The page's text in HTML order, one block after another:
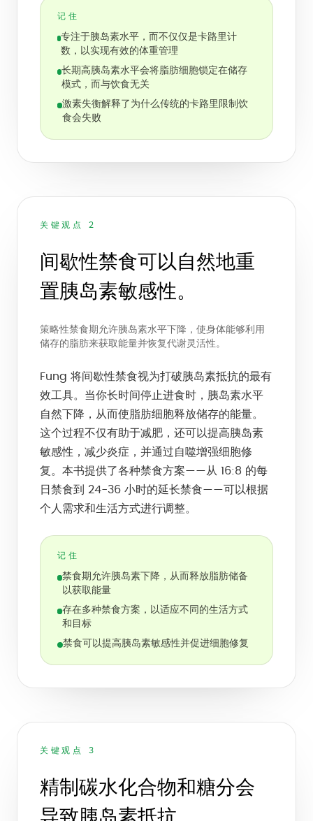
记住
专注于胰岛素水平，而不仅仅是卡路里计
数，以实现有效的体重管理
长期高胰岛素水平会将脂肪细胞锁定在储存
模式，而与饮食无关
激素失衡解释了为什么传统的卡路里限制饮
食会失败
关键观点 2
间歇性禁食可以自然地重
置胰岛素敏感性。
策略性禁食期允许胰岛素水平下降，使身体能够利用
储存的脂肪来获取能量并恢复代谢灵活性。
Fung 将间歇性禁食视为打破胰岛素抵抗的最有
效工具。当你长时间停止进食时，胰岛素水平
自然下降，从而使脂肪细胞释放储存的能量。
这个过程不仅有助于减肥，还可以提高胰岛素
敏感性，减少炎症，并通过自噬增强细胞修
复。本书提供了各种禁食方案——从 16:8 的每
日禁食到 24-36 小时的延长禁食——可以根据
个人需求和生活方式进行调整。
记住
禁食期允许胰岛素下降，从而释放脂肪储备
以获取能量
存在多种禁食方案，以适应不同的生活方式
和目标
禁食可以提高胰岛素敏感性并促进细胞修复
关键观点 3
精制碳水化合物和糖分会
导致胰岛素抵抗。